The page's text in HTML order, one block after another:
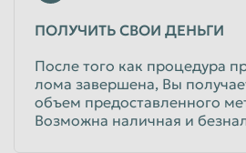
ПОЛУЧИТЬ СВОИ ДЕНЬГИ
После того как процедура
лома завершена, Вы
объем предоставленного
Возможна наличная и